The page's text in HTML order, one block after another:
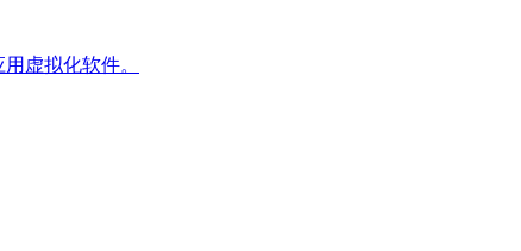
虚拟化软件。